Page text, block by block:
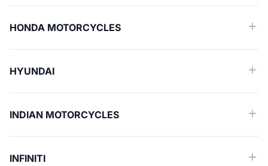
HONDA MOTORCYCLES
HYUNDAI
INDIAN MOTORCYCLES
INFINITI